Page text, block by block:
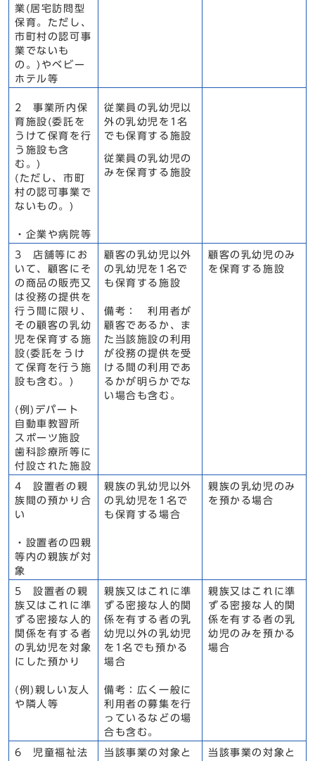
業(居宅訪問型
保育。ただし、
市町村の認可事
業でないも
の。)やベビー
ホテル等
2 事業所内保
育施設(委託を
うけて保育を行
う施設も含
む。)
(ただし、市町
村の認可事業で
ないもの。)
・企業や病院等
従業員の乳幼児以
外の乳幼児を1名
でも保育する施設
従業員の乳幼児の
みを保育する施設
3 店舗等にお
いて、顧客にそ
の商品の販売又
は役務の提供を
行う間に限り、
その顧客の乳幼
児を保育する施
設(委託をうけ
て保育を行う施
設も含む。)
(例)デパート
自動車教習所
スポーツ施設
歯科診療所等に
付設された施設
顧客の乳幼児以外
の乳幼児を1名で
も保育する施設
備考： 利用者が
顧客であるか、ま
た当該施設の利用
が役務の提供を受
ける間の利用であ
るかが明らかでな
い場合も含む。
顧客の乳幼児のみ
を保育する施設
4 設置者の親
族間の預かり合
い
・設置者の四親
等内の親族が対
象
親族の乳幼児以外
の乳幼児を1名で
も保育する場合
親族の乳幼児のみ
を預かる場合
5 設置者の親
族又はこれに準
ずる密接な人的
関係を有する者
の乳幼児を対象
にした預かり
(例)親しい友人
や隣人等
親族又はこれに準
ずる密接な人的関
係を有する者の乳
幼児以外の乳幼児
を1名でも預かる
場合
備考：広く一般に
利用者の募集を行
っているなどの場
合も含む。
親族又はこれに準
ずる密接な人的関
係を有する者の乳
幼児のみを預かる
場合
6 児童福祉法 当該事業の対象と 当該事業の対象と